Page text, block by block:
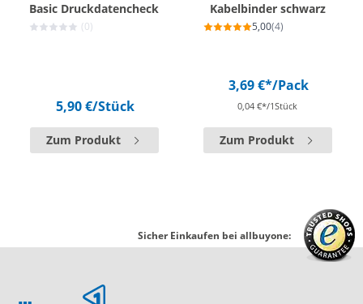
Basic Druckdatencheck
(0)
5,90 €/Stück
Zum Produkt
Kabelbinder schwarz
5,00(4)
3,69 €*/Pack
0,04 €*/1Stück
Zum Produkt
Sicher Einkaufen bei allbuyone: